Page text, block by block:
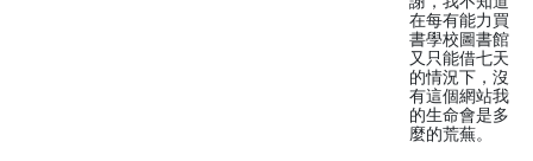
在每有能力買
書學校圖書館
又只能借七天
的情況下，沒
有這個網站我
的生命會是多
麼的荒蕪。